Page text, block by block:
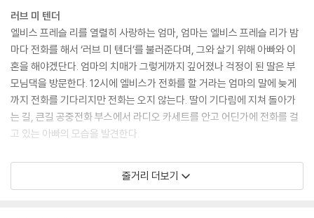
다. ---「선잠」중에서
“고스케 씨.”
“응?”
그리운 목소리. 귀에 익은 목소리. 나는 눈을 감았다. 추억이 밀려와 현기증
이 인다.
“이건 이별 전화에요.”
내 목소리는 의외다 싶을 만큼 차분했다.
“…….” ---「선잠」중에서
바람-. 유쾌한 단어는 아니지만, 정말 그렇게 밖에 표현할 말이 없다. 동시
러브 미 텐더
엘비스 프레슬 리를 열렬히 사랑하는 엄마, 엄마는 엘비스 프레슬 리가 밤
마다 전화를 해서 ‘러브 미 텐더’를 불러준다며, 그와 살기 위해 아빠와 이
혼을 해야겠단다. 엄마의 치매가 그렇게까지 깊어졌나 걱정이 된 딸은 부
모님댁을 방문한다. 12시에 엘비스가 전화를 할 거라는 엄마의 말에 늦게
까지 전화를 기다리지만 전화는 오지 않는다. 딸이 기다림에 지쳐 돌아가
는 길, 큰길 공중전화 부스에서 라디오 카세트를 안고 어딘가에 전화를 걸
고 있는 아빠의 모습을 발견한다.
선잠
유부남인 고스케 씨와 반년을 동거하다가 헤어진 지금, 나(히나코)는 18
줄거리 더보기